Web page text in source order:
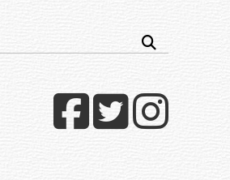
Facebook
Twitter